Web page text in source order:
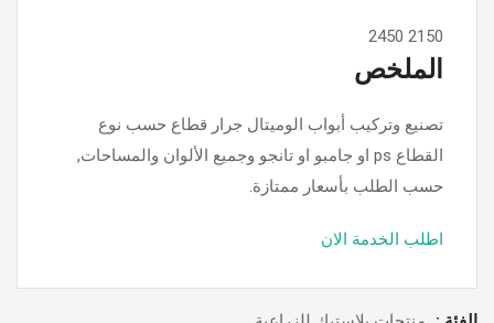
2150
2450
الملخص
تصنيع وتركيب أبواب الوميتال جرار قطاع حسب نوع
القطاع ps او جامبو او تانجو وجميع الألوان والمساحات,
حسب الطلب بأسعار ممتازة.
اطلب الخدمة الان